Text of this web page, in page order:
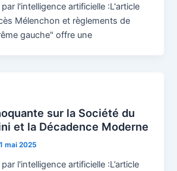
l'intelligence artificielle :L'article
Mélenchon et règlements de
gauche" offre une
sur la Société du
et la Décadence Moderne
mai 2025
l'intelligence artificielle :L’article